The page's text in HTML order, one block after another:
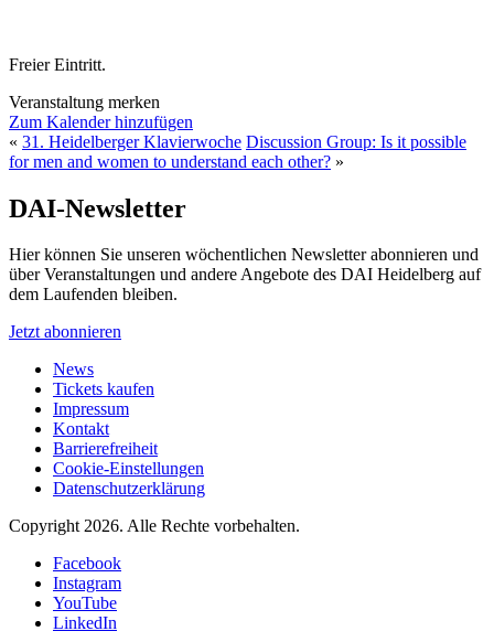
Freier Eintritt.
Veranstaltung merken
Zum Kalender hinzufügen
« 31. Heidelberger Klavierwoche Discussion Group: Is it possible
for men and women to understand each other? »
DAI-Newsletter
Hier können Sie unseren wöchentlichen Newsletter abonnieren und
über Veranstaltungen und andere Angebote des DAI Heidelberg auf
dem Laufenden bleiben.
Jetzt abonnieren
News
Tickets kaufen
Impressum
Kontakt
Barrierefreiheit
Cookie-Einstellungen
Datenschutzerklärung
Copyright 2026. Alle Rechte vorbehalten.
Facebook
Instagram
YouTube
LinkedIn